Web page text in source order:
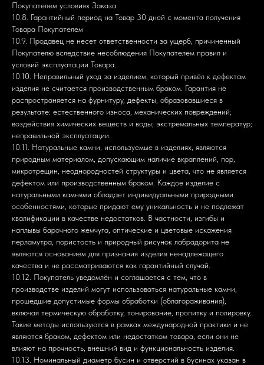
Покупателем условиях Заказа.
10.8. Гарантийный период на Товар 30 дней с момента получения
Товара Покупателем
10.9. Продавец не несет ответственности за ущерб, причиненный
Покупателю вследствие несоблюдения Покупателем правил и
условий эксплуатации Товара.
10.10. Неправильный уход за изделием, который привёл к дефектам
изделия не считается производственным браком. Гарантия не
распространяется на фурнитуру, дефекты, образовавшиеся в
результате: естественного износа, механических повреждений;
воздействия химических веществ и воды; экстремальных температур;
неправильной эксплуатации.
10.11. Натуральные камни, используемые в изделиях, являются
природным материалом, допускающим наличие вкраплений, пор,
микротрещин, неоднородностей структуры и цвета, что не является
дефектом или производственным браком. Каждое изделие с
натуральными камнями обладает индивидуальными природными
особенностями, которые придают ему уникальность и не подлежат
квалификации в качестве недостатков. В частности, изгибы и
наплывы барочного жемчуга, оптические и цветовые искажения
перламутра, пористость и природный рисунок лабрадорита не
являются основанием для признания изделия ненадлежащего
качества и не рассматриваются как гарантийный случай.
10.12. Покупатель уведомлён и соглашается с тем, что в
производстве изделий могут использоваться натуральные камни,
прошедшие допустимые формы обработки (облагораживания),
включая термическую обработку, тонирование, пропитку и полировку.
Такие методы используются в рамках международной практики и не
являются браком, дефектом или недостатком товара, если они не
влияют на прочность, внешний вид и функциональность изделия.
10.13. Номинальный диаметр бусин и отверстий в бусинах указан в